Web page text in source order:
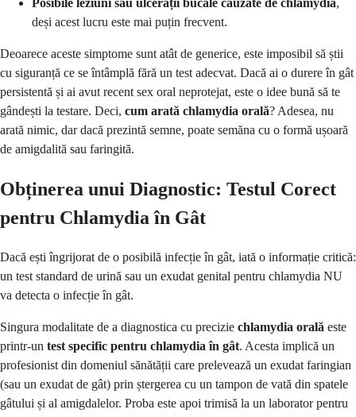
Posibile leziuni sau ulcerații bucale cauzate de chlamydia,
deși acest lucru este mai puțin frecvent.
Deoarece aceste simptome sunt atât de generice, este imposibil să știi
cu siguranță ce se întâmplă fără un test adecvat. Dacă ai o durere în gât
persistentă și ai avut recent sex oral neprotejat, este o idee bună să te
gândești la testare. Deci, cum arată chlamydia orală? Adesea, nu
arată nimic, dar dacă prezintă semne, poate semăna cu o formă ușoară
de amigdalită sau faringită.
Obținerea unui Diagnostic: Testul Corect
pentru Chlamydia în Gât
Dacă ești îngrijorat de o posibilă infecție în gât, iată o informație critică:
un test standard de urină sau un exudat genital pentru chlamydia NU
va detecta o infecție în gât.
Singura modalitate de a diagnostica cu precizie chlamydia orală este
printr-un test specific pentru chlamydia în gât. Acesta implică un
profesionist din domeniul sănătății care prelevează un exudat faringian
(sau un exudat de gât) prin ștergerea cu un tampon de vată din spatele
gâtului și al amigdalelor. Proba este apoi trimisă la un laborator pentru